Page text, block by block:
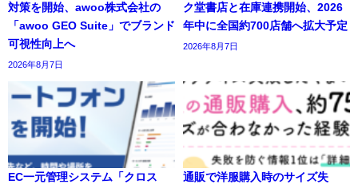
対策を開始、awoo株式会社の
「awoo GEO Suite」でブランド
可視性向上へ
2026年8月7日
ク堂書店と在庫連携開始、2026
年中に全国約700店舗へ拡大予定
2026年8月7日
EC一元管理システム「クロス
通販で洋服購入時のサイズ失